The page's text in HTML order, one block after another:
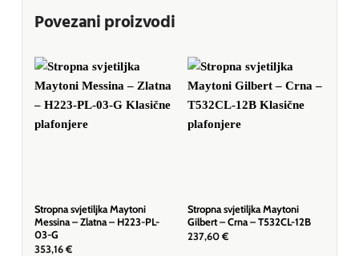
Povezani proizvodi
Stropna svjetiljka Maytoni
Messina – Zlatna – H223-PL-
03-G
353,16 €
Stropna svjetiljka Maytoni
Gilbert – Crna – T532CL-12B
237,60 €